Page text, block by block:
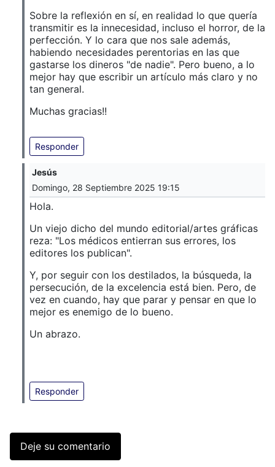
Sobre la reflexión en sí, en realidad lo que quería
transmitir es la innecesidad, incluso el horror, de la
perfección. Y lo cara que nos sale además,
habiendo necesidades perentorias en las que
gastarse los dineros "de nadie". Pero bueno, a lo
mejor hay que escribir un artículo más claro y no
tan general.
Muchas gracias!!
Responder
Jesús
Domingo, 28 Septiembre 2025 19:15
Hola.
Un viejo dicho del mundo editorial/artes gráficas
reza: "Los médicos entierran sus errores, los
editores los publican".
Y, por seguir con los destilados, la búsqueda, la
persecución, de la excelencia está bien. Pero, de
vez en cuando, hay que parar y pensar en que lo
mejor es enemigo de lo bueno.
Un abrazo.
Responder
Deje su comentario